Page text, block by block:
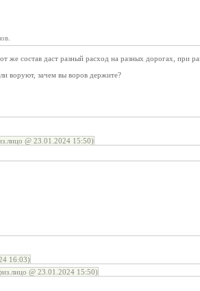
же состав даст разный расход на разных дорогах, при
воруют, зачем вы воров держите?
@ 23.01.2024 15:50)
16:03)
@ 23.01.2024 15:50)